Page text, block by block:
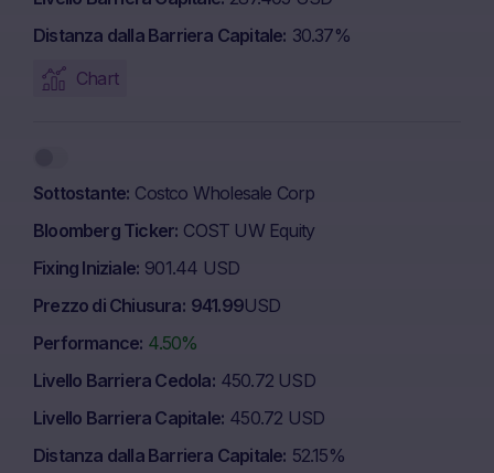
Distanza dalla Barriera Capitale 30.37%
Chart
Sottostante Costco Wholesale Corp
Bloomberg Ticker COST UW Equity
Fixing Iniziale 901.44 USD
Prezzo di Chiusura 941.99USD
Performance 4.50%
Livello Barriera Cedola 450.72 USD
Livello Barriera Capitale 450.72 USD
Distanza dalla Barriera Capitale 52.15%